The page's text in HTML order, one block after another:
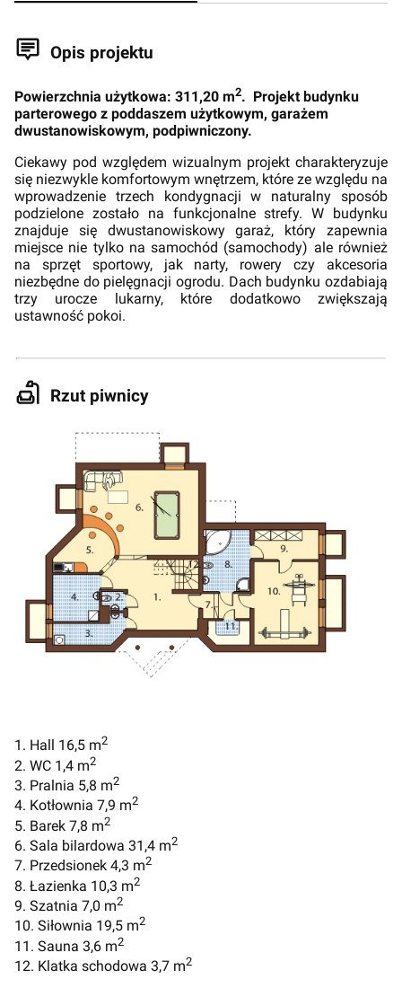
Opis projektu
Powierzchnia użytkowa: 311,20 m2. Projekt budynku
parterowego z poddaszem użytkowym, garażem
dwustanowiskowym, podpiwniczony.
Ciekawy pod względem wizualnym projekt charakteryzuje
się niezwykle komfortowym wnętrzem, które ze względu na
wprowadzenie trzech kondygnacji w naturalny sposób
podzielone zostało na funkcjonalne strefy. W budynku
znajduje się dwustanowiskowy garaż, który zapewnia
miejsce nie tylko na samochód (samochody) ale również
na sprzęt sportowy, jak narty, rowery czy akcesoria
niezbędne do pielęgnacji ogrodu. Dach budynku ozdabiają
trzy urocze lukarny, które dodatkowo zwiększają
ustawność pokoi.
Rzut piwnicy
1. Hall 16,5 m2
2. WC 1,4 m2
3. Pralnia 5,8 m2
4. Kotłownia 7,9 m2
5. Barek 7,8 m2
6. Sala bilardowa 31,4 m2
7. Przedsionek 4,3 m2
8. Łazienka 10,3 m2
9. Szatnia 7,0 m2
10. Siłownia 19,5 m2
11. Sauna 3,6 m2
12. Klatka schodowa 3,7 m2